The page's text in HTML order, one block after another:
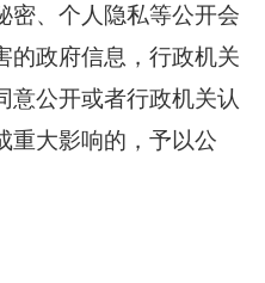
、个人隐私等公开会
的政府信息，行政机关
意公开或者行政机关认
重大影响的，予以公